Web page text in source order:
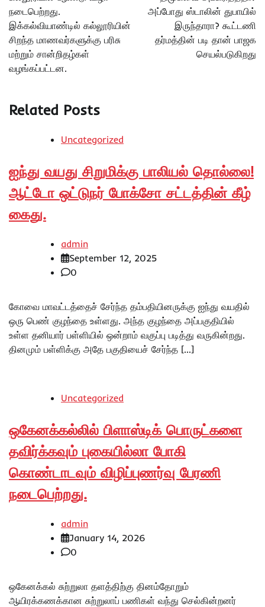
நடைபெற்றது.
இக்கல்வியாண்டில் கல்லூரியின்
சிறந்த மாணவர்களுக்கு பரிசு
மற்றும் சான்றிதழ்கள்
வழங்கப்பட்டன.
அப்போது ஸ்டாலின் துபாயில்
இருந்தாரா? கூட்டணி
தர்மத்தின் படி தான் பாஜக
செயல்படுகிறது
Related Posts
Uncategorized
ஐந்து வயது சிறுமிக்கு பாலியல் தொல்லை!
ஆட்டோ ஒட்டுநர் போக்சோ சட்டத்தின் கீழ்
கைது.
admin
September 12, 2025
0
கோவை மாவட்டத்தைச் சேர்ந்த தம்பதியினருக்கு ஐந்து வயதில்
ஒரு பெண் குழந்தை உள்ளது. அந்த குழந்தை அப்பகுதியில்
உள்ள தனியார் பள்ளியில் ஒன்றாம் வகுப்பு படித்து வருகின்றது.
தினமும் பள்ளிக்கு அதே பகுதியைச் சேர்ந்த […]
Uncategorized
ஒகேனக்கல்லில் பிளாஸ்டிக் பொருட்களை
தவிர்க்கவும் புகையில்லா போகி
கொண்டாடவும் விழிப்புணர்வு பேரணி
நடைபெற்றது.
admin
January 14, 2026
0
ஒகேனக்கல் சுற்றுலா தளத்திற்கு தினம்தோறும்
ஆயிரக்கணக்கான சுற்றுலாப் பணிகள் வந்து செல்கின்றனர்